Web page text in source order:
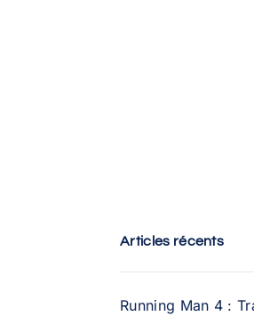
Articles récents
Running Man 4 :